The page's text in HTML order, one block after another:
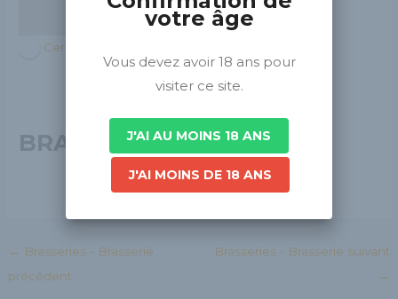
Centre-Val de Loire
BRASSERIE FOX
← Brasseries - Brasserie
précédent
Brasseries - Brasserie suivant
→
votre âge
Vous devez avoir 18 ans pour
visiter ce site.
J'AI AU MOINS 18 ANS
J'AI MOINS DE 18 ANS